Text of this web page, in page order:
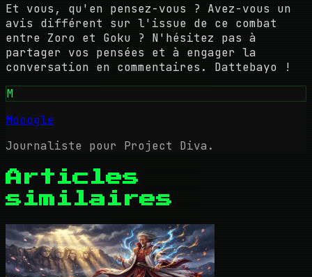
Et vous, qu'en pensez-vous ? Avez-vous un
avis différent sur l'issue de ce combat
entre Zoro et Goku ? N'hésitez pas à
partager vos pensées et à engager la
conversation en commentaires. Dattebayo !
M
Mooogle
Journaliste pour Project Diva.
Articles
similaires